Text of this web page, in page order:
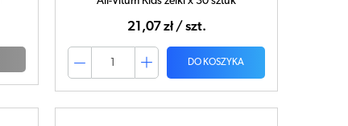
21,07 zł / szt.
DO KOSZYKA